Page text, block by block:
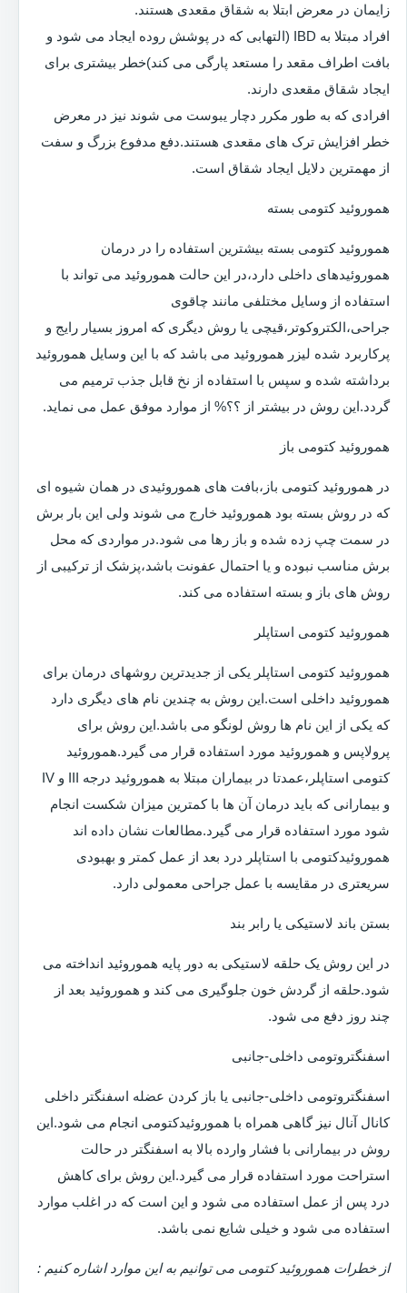
زایمان در معرض ابتلا به شقاق مقعدی هستند.
افراد مبتلا به IBD (التهابی که در پوشش روده ایجاد می شود و
بافت اطراف مقعد را مستعد پارگی می کند)خطر بیشتری برای
ایجاد شقاق مقعدی دارند.
افرادی که به طور مکرر دچار یبوست می شوند نیز در معرض
خطر افزایش ترک های مقعدی هستند.دفع مدفوع بزرگ و سفت
از مهمترین دلایل ایجاد شقاق است.
هموروئید کتومی بسته
هموروئید کتومی بسته بیشترین استفاده را در درمان
هموروئیدهای داخلی دارد،در این حالت هموروئید می تواند با
استفاده از وسایل مختلفی مانند چاقوی
جراحی،الکتروکوتر،قیچی یا روش دیگری که امروز بسیار رایج و
پرکاربرد شده لیزر هموروئید می باشد که با این وسایل هموروئید
برداشته شده و سپس با استفاده از نخ قابل جذب ترمیم می
گردد.این روش در بیشتر از ؟؟% از موارد موفق عمل می نماید.
هموروئید کتومی باز
در هموروئید کتومی باز،بافت های هموروئیدی در همان شیوه ای
که در روش بسته بود هموروئید خارج می شوند ولی این بار برش
در سمت چپ زده شده و باز رها می شود.در مواردی که محل
برش مناسب نبوده و یا احتمال عفونت باشد،پزشک از ترکیبی از
روش های باز و بسته استفاده می کند.
هموروئید کتومی استاپلر
هموروئید کتومی استاپلر یکی از جدیدترین روشهای درمان برای
هموروئید داخلی است.این روش به چندین نام های دیگری دارد
که یکی از این نام ها روش لونگو می باشد.این روش برای
پرولاپس و هموروئید مورد استفاده قرار می گیرد.هموروئید
کتومی استاپلر،عمدتا در بیماران مبتلا به هموروئید درجه III و IV
و بیمارانی که باید درمان آن ها با کمترین میزان شکست انجام
شود مورد استفاده قرار می گیرد.مطالعات نشان داده اند
هموروئیدکتومی با استاپلر درد بعد از عمل کمتر و بهبودی
سریعتری در مقایسه با عمل جراحی معمولی دارد.
بستن باند لاستیکی یا رابر بند
در این روش یک حلقه لاستیکی به دور پایه هموروئید انداخته می
شود.حلقه از گردش خون جلوگیری می کند و هموروئید بعد از
چند روز دفع می شود.
اسفنگتروتومی داخلی-جانبی
اسفنگتروتومی داخلی-جانبی یا باز کردن عضله اسفنگتر داخلی
کانال آنال نیز گاهی همراه با هموروئیدکتومی انجام می شود.این
روش در بیمارانی با فشار وارده بالا به اسفنگتر در حالت
استراحت مورد استفاده قرار می گیرد.این روش برای کاهش
درد پس از عمل استفاده می شود و این است که در اغلب موارد
استفاده می شود و خیلی شایع نمی باشد.
از خطرات هموروئید کتومی می توانیم به این موارد اشاره کنیم :